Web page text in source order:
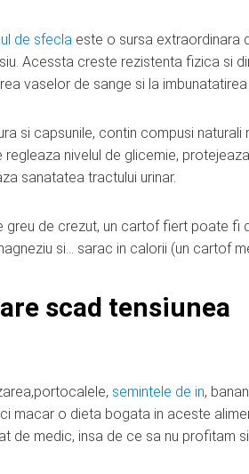
de sfecla este o sursa extraordinara
Acessta creste rezistenta fizica si
vaselor de sange si la
si capsunile, contin compusi
regleaza nivelul de glicemie,
sanatatea tractului urinar.
greu de crezut, un cartof fiert poate fi
si… sarac in calorii (un cartof
scad tensiunea
semintele de in,
macar o dieta bogata in aceste
de medic, insa de ce sa nu profitam